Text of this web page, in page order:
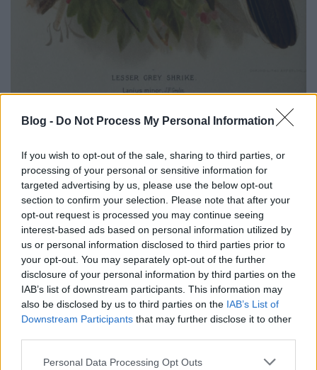
Blog - Do Not Process My Personal Information
If you wish to opt-out of the sale, sharing to third parties, or
processing of your personal or sensitive information for
targeted advertising by us, please use the below opt-out
section to confirm your selection. Please note that after your
opt-out request is processed you may continue seeing
interest-based ads based on personal information utilized by
us or personal information disclosed to third parties prior to
your opt-out. You may separately opt-out of the further
disclosure of your personal information by third parties on the
IAB’s list of downstream participants. This information may
also be disclosed by us to third parties on the IAB’s List of
Downstream Participants that may further disclose it to other
Please note that this website/app uses one or more Google
Personal Data Processing Opt Outs
gyurgyalag(Merops apiaster)
A gyurgyalag a Kárpát-medence legszínpompásabb
madara. „Étlapján” előkelő helyet foglalnak el a
fullánkos hártyásszárnyúak. Messzire hallatszó,
kellemes pru-pru, gyurr-gyurr-szerű bugyborékoló
hangját a levegőből hallatja. Költőüregét homok- és
löszfalakban alakítja ki. A hazai állomány fő
vonulási iránya alapján mondják török fecskének is.